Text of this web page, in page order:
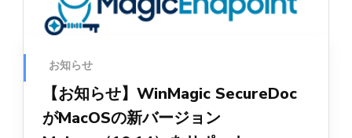
お知らせ
【お知らせ】WinMagic SecureDoc
がMacOSの新バージョン